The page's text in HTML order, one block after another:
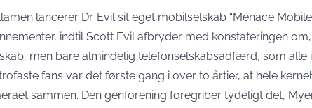
lancerer Dr. Evil sit eget mobilselskab “Menace
indtil Scott Evil afbryder med konstateringen
men bare almindelig telefonselskabsadfærd, som alle
fans var det første gang i over to årtier, at hele
sammen. Den genforening foregriber tydeligt det,